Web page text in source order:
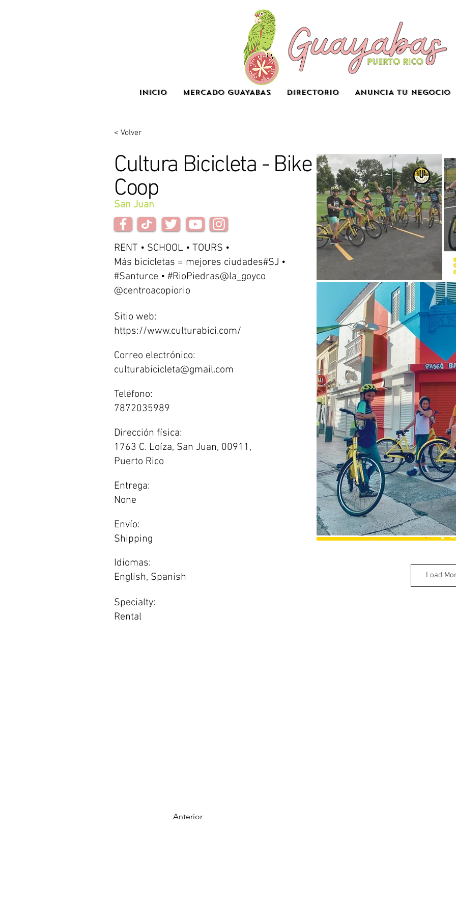
INICIO MERCADO GUAYABAS DIRECTORIO ANUNCIA TU NEGOCIO
< Volver
Cultura Bicicleta - Bike
Coop
San Juan
RENT • SCHOOL • TOURS •
Más bicicletas = mejores ciudades#SJ •
#Santurce • #RioPiedras@la_goyco
@centroacopiorio
Sitio web:
https://www.culturabici.com/
Correo electrónico:
culturabicicleta@gmail.com
Teléfono:
7872035989
Dirección física:
1763 C. Loíza, San Juan, 00911,
Puerto Rico
Entrega:
None
Envío:
Shipping
Idiomas:
English, Spanish
Specialty:
Rental
Load
Anterior